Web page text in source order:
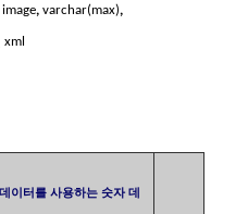
image, varchar(max),
데이터를 사용하는 숫자 데